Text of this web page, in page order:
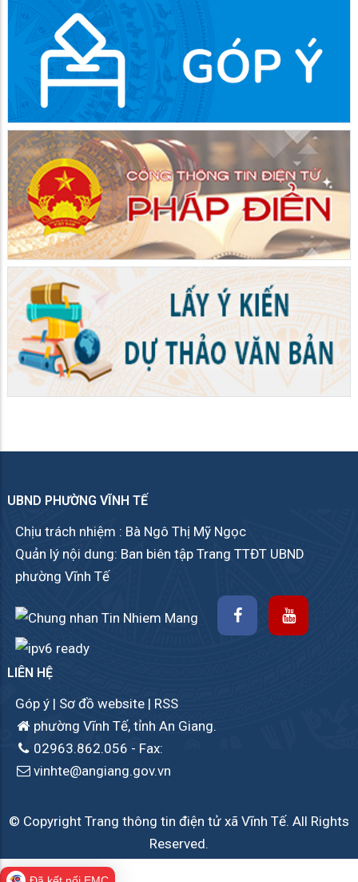
UBND PHƯỜNG VĨNH TẾ
Chịu trách nhiệm : Bà Ngô Thị Mỹ Ngọc
Quản lý nội dung: Ban biên tập Trang TTĐT UBND
phường Vĩnh Tế
LIÊN HỆ
Góp ý | Sơ đồ website | RSS
phường Vĩnh Tế, tỉnh An Giang.
02963.862.056 - Fax:
vinhte@angiang.gov.vn
© Copyright Trang thông tin điện tử xã Vĩnh Tế. All Rights
Reserved.